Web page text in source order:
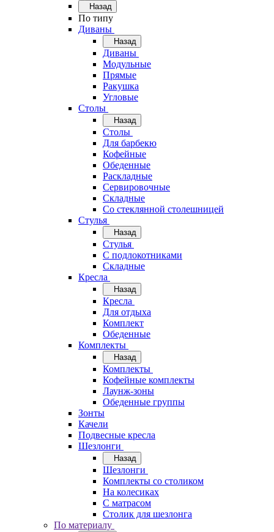
Назад
По типу
Диваны
Назад
Диваны
Модульные
Прямые
Ракушка
Угловые
Столы
Назад
Столы
Для барбекю
Кофейные
Обеденные
Раскладные
Сервировочные
Складные
Со стеклянной столешницей
Стулья
Назад
Стулья
С подлокотниками
Складные
Кресла
Назад
Кресла
Для отдыха
Комплект
Обеденные
Комплекты
Назад
Комплекты
Кофейные комплекты
Лаунж-зоны
Обеденные группы
Зонты
Качели
Подвесные кресла
Шезлонги
Назад
Шезлонги
Комплекты со столиком
На колесиках
С матрасом
Столик для шезлонга
По материалу